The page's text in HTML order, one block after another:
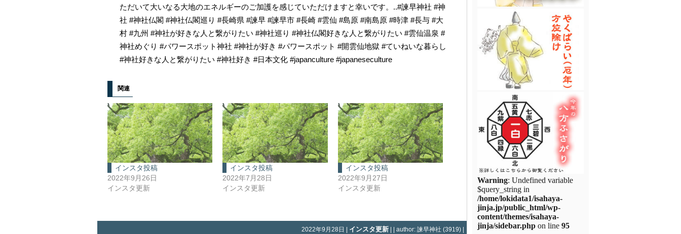
ただいて大いなる大地のエネルギーのご加護を感じていただけますと幸いです。..#諫早神社 #神
社 #神社仏閣 #神社仏閣巡り #長崎県 #諫早 #諫早市 #長崎 #雲仙 #島原 #南島原 #時津 #長与 #大
村 #九州 #神社が好きな人と繋がりたい #神社巡り #神社仏閣好きな人と繋がりたい #雲仙温泉 #
神社めぐり #パワースポット神社 #神社が好き #パワースポット #開雲仙地獄 #ていねいな暮らし
#神社好きな人と繋がりたい #神社好き #日本文化 #japanculture #japaneseculture
関連
インスタ投稿
2022年9月26日
インスタ更新
インスタ投稿
2022年7月28日
インスタ更新
インスタ投稿
2022年9月27日
インスタ更新
2022年9月28日 | インスタ更新 | | author: 諫早神社 (3919) |
Warning: Undefined variable
$query_string in
/home/lokidata1/isahaya-
jinja.jp/public_html/wp-
content/themes/isahaya-
jinja/sidebar.php on line 95